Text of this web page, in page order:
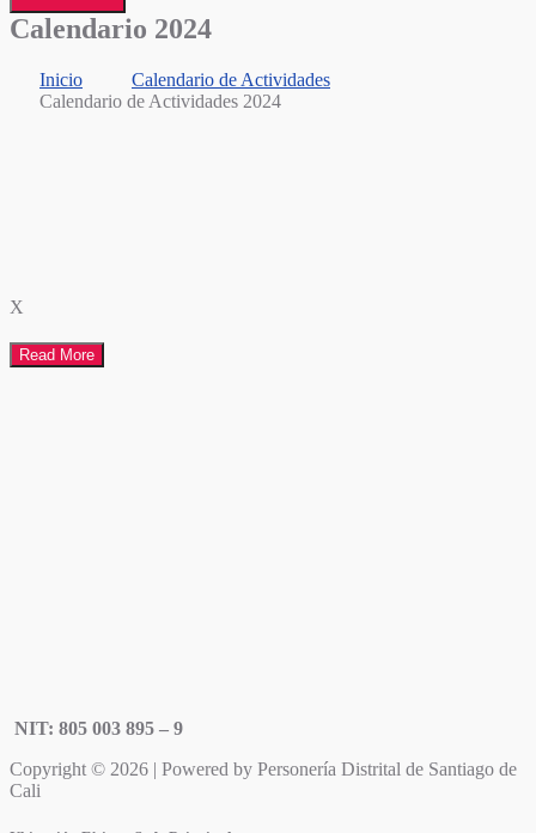
Calendario 2024
Inicio
Calendario de Actividades
Calendario de Actividades 2024
X
Read More
NIT: 805 003 895 – 9
Copyright © 2026 | Powered by Personería Distrital de Santiago de
Cali